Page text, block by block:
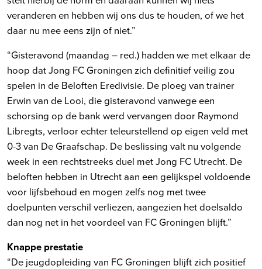
veranderen en hebben wij ons dus te houden, of we het
daar nu mee eens zijn of niet.”
“Gisteravond (maandag – red.) hadden we met elkaar de
hoop dat Jong FC Groningen zich definitief veilig zou
spelen in de Beloften Eredivisie. De ploeg van trainer
Erwin van de Looi, die gisteravond vanwege een
schorsing op de bank werd vervangen door Raymond
Libregts, verloor echter teleurstellend op eigen veld met
0-3 van De Graafschap. De beslissing valt nu volgende
week in een rechtstreeks duel met Jong FC Utrecht. De
beloften hebben in Utrecht aan een gelijkspel voldoende
voor lijfsbehoud en mogen zelfs nog met twee
doelpunten verschil verliezen, aangezien het doelsaldo
dan nog net in het voordeel van FC Groningen blijft.”
Knappe prestatie
“De jeugdopleiding van FC Groningen blijft zich positief